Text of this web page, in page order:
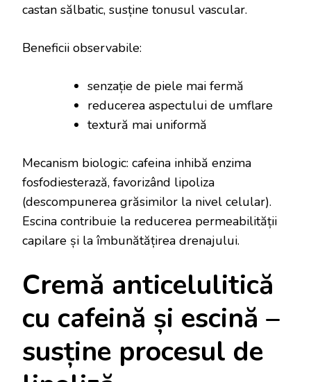
castan sălbatic, susține tonusul vascular.
Beneficii observabile:
senzație de piele mai fermă
reducerea aspectului de umflare
textură mai uniformă
Mecanism biologic: cafeina inhibă enzima
fosfodiesterază, favorizând lipoliza
(descompunerea grăsimilor la nivel celular).
Escina contribuie la reducerea permeabilității
capilare și la îmbunătățirea drenajului.
Cremă anticelulitică
cu cafeină și escină –
susține procesul de